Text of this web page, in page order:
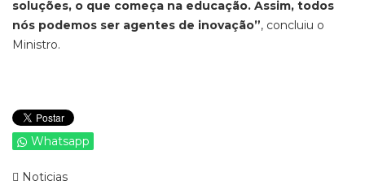
soluções, o que começa na educação. Assim, todos
nós podemos ser agentes de inovação”, concluiu o
Ministro.
Whatsapp
Noticias